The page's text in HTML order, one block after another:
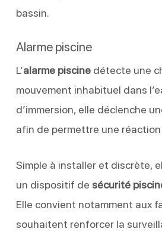
bassin.
Alarme piscine
L’alarme piscinedétecte une
mouvement inhabituel dans
d’immersion, elle déclenche
afin de permettre une
Simple à installer et discrète,
un dispositif de sécurité
Elle convient notamment aux
souhaitent renforcer la